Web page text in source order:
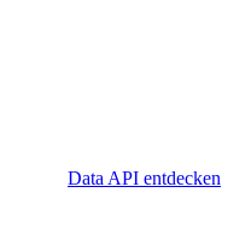
Data API entdecken